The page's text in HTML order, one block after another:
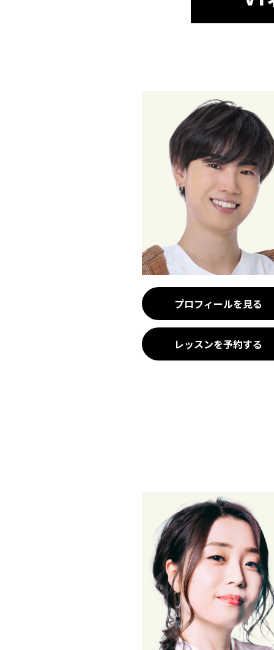
プロフィールを見る
レッスンを予約する